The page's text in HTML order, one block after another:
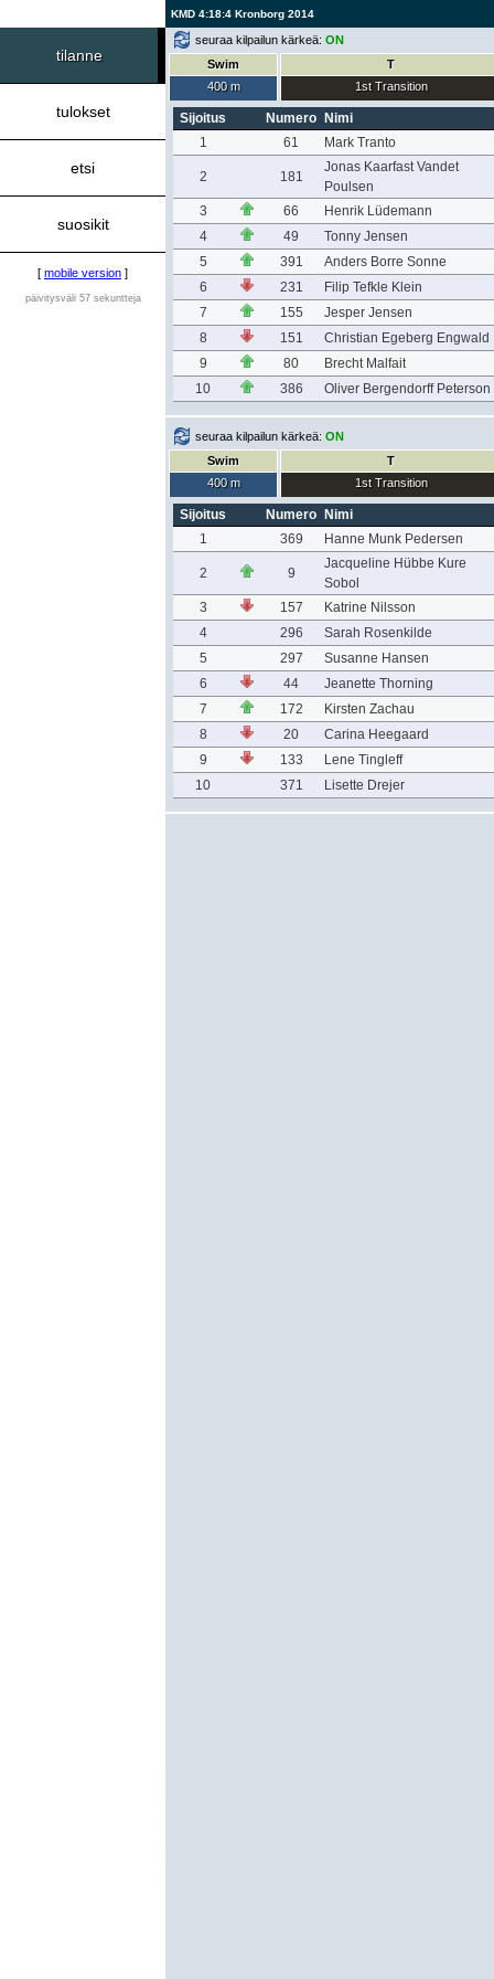
KMD 4:18:4 Kronborg 2014
tilanne
tulokset
etsi
suosikit
[ mobile version ]
päivitysväli 57 sekuntteja
seuraa kilpailun kärkeä: ON
Swim
400 m
T
1st Transition
Sijoitus Numero
Nimi
1
61 Mark Tranto
2 181
Jonas Kaarfast Vandet
Poulsen
3
66
Henrik Lüdemann
4
49
Tonny Jensen
5
391
Anders Borre Sonne
6
231
Filip Tefkle Klein
7
155
Jesper Jensen
8
151
Christian Egeberg Engwald
9
80
Brecht Malfait
10
386 Oliver Bergendorff Peterson
seuraa kilpailun kärkeä: ON
Swim
400 m
T
1st Transition
Sijoitus Numero
Nimi
1
369 Hanne Munk Pedersen
2 9
Jacqueline Hübbe Kure
Sobol
3
157
Katrine Nilsson
4
296
Sarah Rosenkilde
5
297
Susanne Hansen
6
44
Jeanette Thorning
7
172
Kirsten Zachau
8
20
Carina Heegaard
9
133
Lene Tingleff
10
371 Lisette Drejer